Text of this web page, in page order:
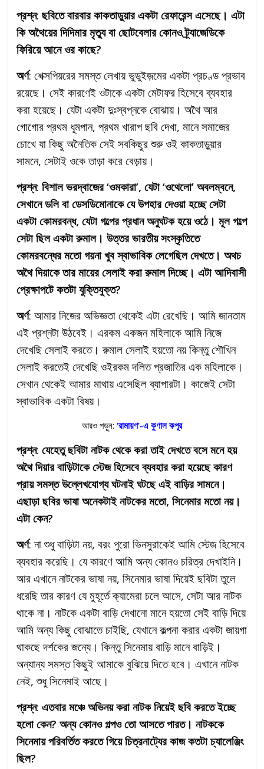
প্রশ্ন:ছবিতে বারবার কাকতাড়ুয়ার একটা রেফারেন্স এসেছে। এটা
কি অথৈয়ের দিদিমার মৃত্যু বা ছোটবেলার কোনও ট্র্যাজেডিকে
ফিরিয়ে আনে ওর কাছে?
অর্ণ: শেক্সপিয়রের সমস্ত লেখায় ভুডুইজ়মের একটা প্রচণ্ড প্রভাব
রয়েছে। সেই কারণেই ওটাকে একটা মেটাফর হিসেবে ব্যবহার
করা হয়েছে। যেটা একটা দুঃস্বপ্নকে বোঝায়। অথৈ আর
গোগোর প্রথম ধূমপান, প্রথম খারাপ ছবি দেখা, মানে সমাজের
চোখে যা কিছু অনৈতিক সেই সবকিছুর শুরু ওই কাকতাড়ুয়ার
সামনে, সেটাই ওকে তাড়া করে বেড়ায়।
প্রশ্ন: বিশাল ভরদ্বাজের ‘ওমকারা’, যেটা ‘ওথেলো’ অবলম্বনে,
সেখানে ডলি বা ডেসডিমোনাকে যে উপহার দেওয়া হচ্ছে সেটা
একটা কোমরবন্ধ, যেটা গল্পের প্রধান অনুঘটক হয়ে ওঠে। মূল গল্পে
সেটা ছিল একটা রুমাল। উত্তর ভারতীয় সংস্কৃতিতে
কোমরবন্ধের মতো গয়না খুব স্বাভাবিক লেগেছিল দেখতে। অথচ
অথৈ দিয়াকে তার মায়ের সেলাই করা রুমাল দিচ্ছে। এটা আদিবাসী
প্রেক্ষাপটে কতটা যুক্তিযুক্ত?
অর্ণ: আমার নিজের অভিজ্ঞতা থেকেই এটা রেখেছি। আমি জানতাম
এই প্রশ্নটা উঠবেই। এরকম একজন মহিলাকে আমি নিজে
দেখেছি সেলাই করতে। রুমাল সেলাই হয়তো নয় কিন্তু শৌখিন
সেলাই করতেই দেখেছি ওইরকম দলিত প্রজাতির এক মহিলাকে।
সেখান থেকেই আমার মাথায় এসেছিল ব্যাপারটা। কাজেই সেটা
স্বাভাবিক একটা বিষয়।
আরও পড়ুন: ‘রামায়ণ’-এ কুণাল কপূর
প্রশ্ন:যেহেতু ছবিটা নাটক থেকে করা তাই দেখতে বসে মনে হয়
অথৈ দিয়ার বাড়িটাকে স্টেজ হিসেবে ব্যবহার করা হয়েছে কারণ
প্রায় সমস্ত উল্লেখযোগ্য ঘটনাই ঘটছে এই বাড়ির সামনে।
এছাড়া ছবির ভাষা অনেকটাই নাটকের মতো, সিনেমার মতো নয়।
এটা কেন?
অর্ণ: না শুধু বাড়িটা নয়, বরং পুরো ভিনসুরাকেই আমি স্টেজ হিসেবে
ব্যবহার করেছি। যে কারণে আমি অন্য কোনও চরিত্র দেখাইনি।
আর এখানে নাটকের ভাষা নয়, সিনেমার ভাষা দিয়েই ছবিটা তুলে
ধরেছি তার কারণ যে মুহূর্তে ক্যামেরা চলে আসে, সেটা আর নাটক
থাকে না। নাটকে একটা বাড়ি দেখানো মানে হয়তো সেই বাড়ি দিয়ে
আমি অন্য কিছু বোঝাতে চাইছি, যেখানে কল্পনা করার একটা জায়গা
থাকছে দর্শকের জন্যে। কিন্তু সিনেমায় বাড়ি মানে বাড়িই।
অন্যান্য সমস্ত কিছুই আমাকে বুঝিয়ে দিতে হবে। এখানে নাটক
নেই, শুধু সিনেমাই আছে।
প্রশ্ন:এতবার মঞ্চে অভিনয় করা নাটক নিয়েই ছবি করতে ইচ্ছে
হলো কেন? অন্য কোনও গল্পও তো আসতে পারত। নাটককে
সিনেমায় পরিবর্তিত করতে গিয়ে চিত্রনাট্যের কাজ কতটা চ্যালেঞ্জিং
ছিল?